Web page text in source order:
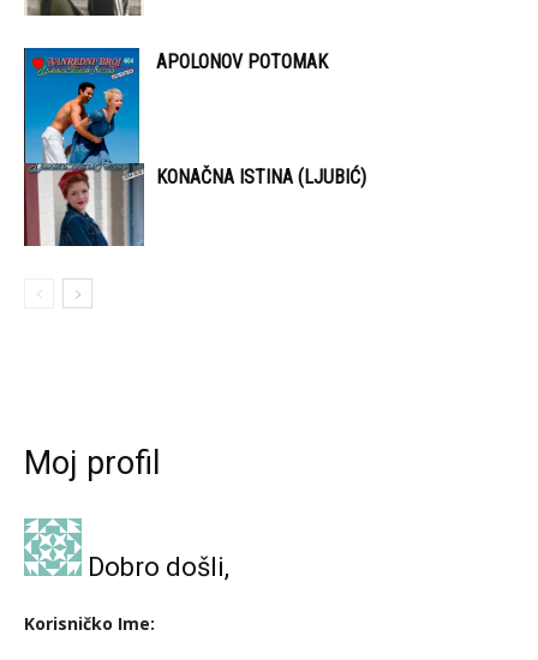
APOLONOV POTOMAK
KONAČNA ISTINA (LJUBIĆ)
Moj profil
Dobro došli,
Korisničko Ime: